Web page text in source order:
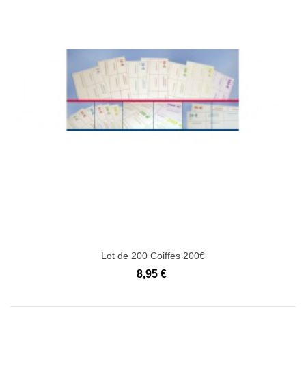
Lot de 200 Coiffes 200€
8,95 €